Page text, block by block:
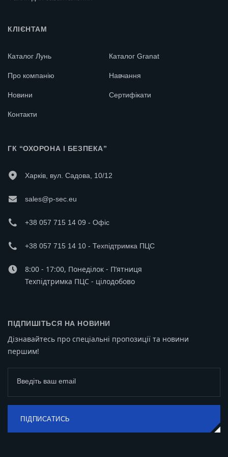
КЛІЄНТАМ
Каталог Лунь Каталог Granat
Про компанію Навчання
Новини Сертифікати
Контакти
ГК “ОХОРОНА І БЕЗПЕКА”
Харків, вул. Садова, 10/12
sales@p-sec.eu
+38 057 715 14 09 - Офіс
+38 057 715 14 10 - Техпідтримка ПЦС
8:00 - 17:00, Понеділок - П’ятниця
Техпідтримка ПЦС - цілодобово
ПІДПИШІТЬСЯ НА НОВИНИ
Дізнавайтесь про спеціальні пропозиції та новини
першим!
Введіть ваш email
ПІДПИСАТИСЬ